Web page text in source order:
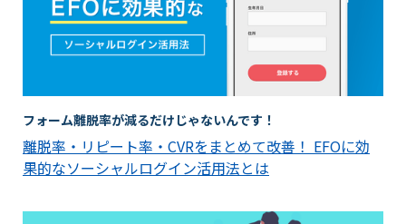
フォーム離脱率が減るだけじゃないんです！
離脱率・リピート率・CVRをまとめて改善！ EFOに効
果的なソーシャルログイン活用法とは